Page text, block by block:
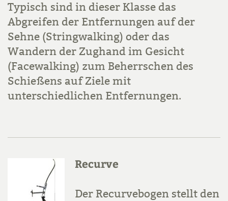
Typisch sind in dieser Klasse das
Abgreifen der Entfernungen auf der
Sehne (Stringwalking) oder das
Wandern der Zughand im Gesicht
(Facewalking) zum Beherrschen des
Schießens auf Ziele mit
unterschiedlichen Entfernungen.
Recurve
Der Recurvebogen stellt den